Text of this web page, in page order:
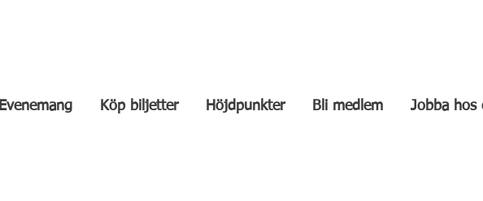
Evenemang Köp biljetter Höjdpunkter Bli medlem Jobba hos